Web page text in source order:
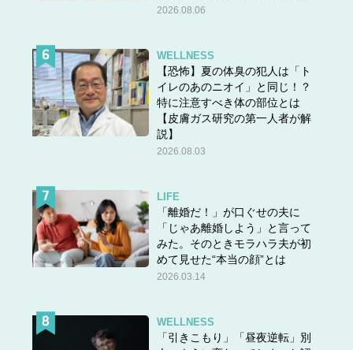
経血量の多さの原因は更年期だった
輝子さんに更年期を指摘されて不安になった久美さんは、
婦人科を受診することにしました。
2026.08.06
WELLNESS
【恐怖】夏の体臭の犯人は「ト
イレのあのニオイ」と同じ！？
特に注意すべき体の部位とは
【皮膚ガス研究の第一人者が解
説】
2026.08.03
LIFE
「離婚だ！」が口ぐせの夫に
「じゃあ離婚しよう」と言って
みた。そのときモラハラ夫が初
めて見せた“本当の顔”とは
2026.03.14
WELLNESS
「引きこもり」「昼夜逆転」別